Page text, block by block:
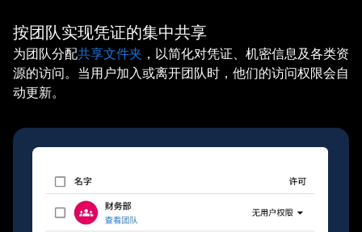
按团队实现凭证的集中共享
为团队分配共享文件夹 ，以简化对凭证、机密信息及各类资
源的访问。当用户加入或离开团队时，他们的访问权限会自
动更新。